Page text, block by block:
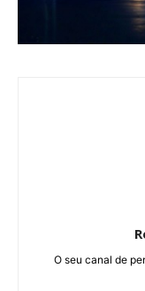
O seu canal de